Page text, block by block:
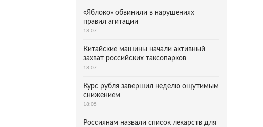
«Яблоко» обвинили в нарушениях
правил агитации
18:07
Китайские машины начали активный
захват российских таксопарков
18:07
Курс рубля завершил неделю ощутимым
снижением
18:05
Россиянам назвали список лекарств для